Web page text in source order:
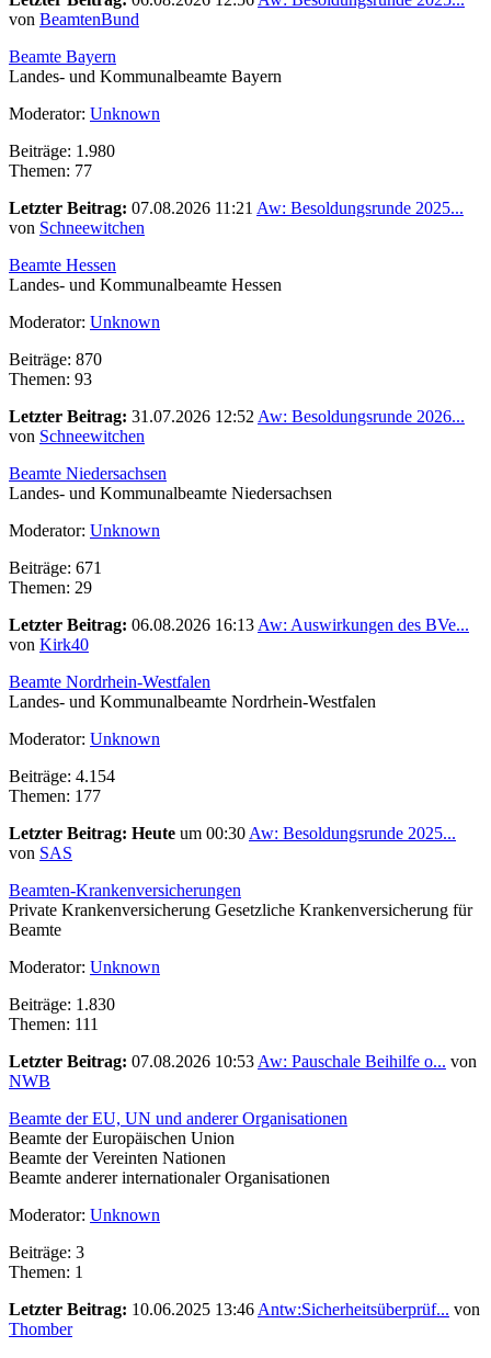
von BeamtenBund
Beamte Bayern
Landes- und Kommunalbeamte Bayern
Moderator: Unknown
Beiträge: 1.980
Themen: 77
Letzter Beitrag: 07.08.2026 11:21 Aw: Besoldungsrunde 2025...
von Schneewitchen
Beamte Hessen
Landes- und Kommunalbeamte Hessen
Moderator: Unknown
Beiträge: 870
Themen: 93
Letzter Beitrag: 31.07.2026 12:52 Aw: Besoldungsrunde 2026...
von Schneewitchen
Beamte Niedersachsen
Landes- und Kommunalbeamte Niedersachsen
Moderator: Unknown
Beiträge: 671
Themen: 29
Letzter Beitrag: 06.08.2026 16:13 Aw: Auswirkungen des BVe...
von Kirk40
Beamte Nordrhein-Westfalen
Landes- und Kommunalbeamte Nordrhein-Westfalen
Moderator: Unknown
Beiträge: 4.154
Themen: 177
Letzter Beitrag: Heute um 00:30 Aw: Besoldungsrunde 2025...
von SAS
Beamten-Krankenversicherungen
Private Krankenversicherung Gesetzliche Krankenversicherung für
Beamte
Moderator: Unknown
Beiträge: 1.830
Themen: 111
Letzter Beitrag: 07.08.2026 10:53 Aw: Pauschale Beihilfe o... von
NWB
Beamte der EU, UN und anderer Organisationen
Beamte der Europäischen Union
Beamte der Vereinten Nationen
Beamte anderer internationaler Organisationen
Moderator: Unknown
Beiträge: 3
Themen: 1
Letzter Beitrag: 10.06.2025 13:46 Antw:Sicherheitsüberprüf... von
Thomber